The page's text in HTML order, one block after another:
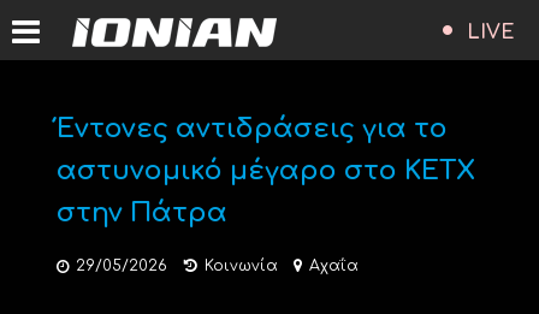
LIVE
Έντονες αντιδράσεις για το
αστυνομικό μέγαρο στο ΚΕΤΧ
στην Πάτρα
29/05/2026 Κοινωνία Αχαΐα